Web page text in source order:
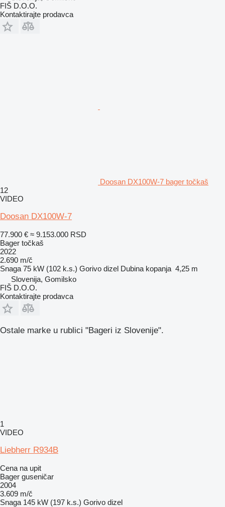
FIŠ D.O.O.
Kontaktirajte prodavca
Doosan DX100W-7 bager točkaš
12
VIDEO
Doosan DX100W-7
77.900 € ≈ 9.153.000 RSD
Bager točkaš
2022
2.690 m/č
Snaga 75 kW (102 k.s.) Gorivo dizel Dubina kopanja 4,25 m
Slovenija, Gomilsko
FIŠ D.O.O.
Kontaktirajte prodavca
Ostale marke u rublici "Bageri iz Slovenije".
1
VIDEO
Liebherr R934B
Cena na upit
Bager guseničar
2004
3.609 m/č
Snaga 145 kW (197 k.s.) Gorivo dizel